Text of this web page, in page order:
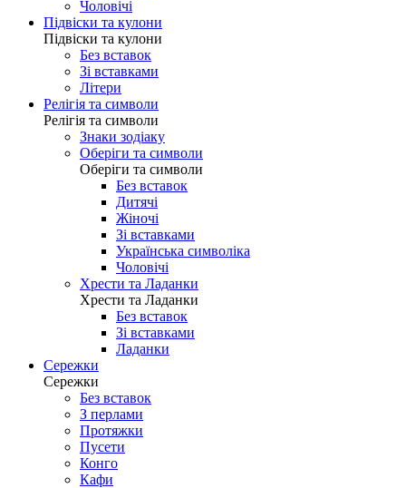
Чоловічі
Підвіски та кулони
Підвіски та кулони
Без вставок
Зі вставками
Літери
Релігія та символи
Релігія та символи
Знаки зодіаку
Оберіги та символи
Оберіги та символи
Без вставок
Дитячі
Жіночі
Зі вставками
Українська символіка
Чоловічі
Хрести та Ладанки
Хрести та Ладанки
Без вставок
Зі вставками
Ладанки
Сережки
Сережки
Без вставок
З перлами
Протяжки
Пусети
Конго
Кафи